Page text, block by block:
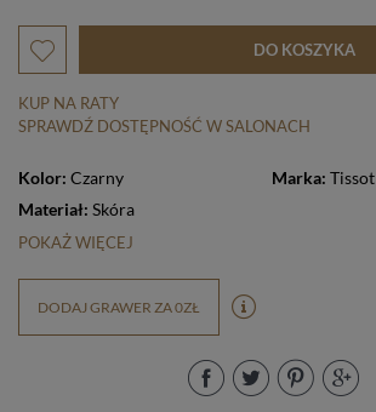
DO KOSZYKA
KUP NA RATY
SPRAWDŹ DOSTĘPNOŚĆ W SALONACH
Kolor: Czarny Marka: Tissot
Materiał: Skóra
POKAŻ WIĘCEJ
DODAJ GRAWER ZA 0ZŁ